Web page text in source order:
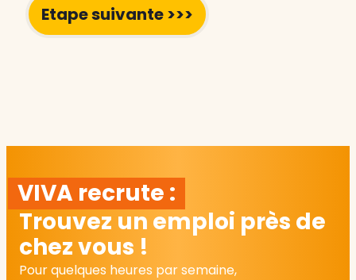
VIVA recrute :
Trouvez un emploi près de
chez vous !
Pour quelques heures par semaine,